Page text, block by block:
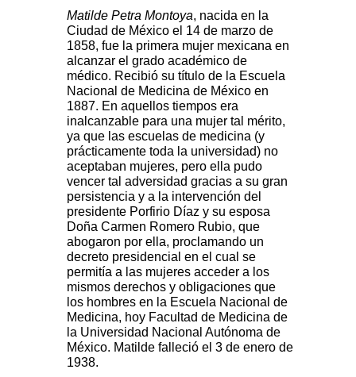
Matilde Petra Montoya, nacida en la
Ciudad de México el 14 de marzo de
1858, fue la primera mujer mexicana en
alcanzar el grado académico de
médico. Recibió su título de la Escuela
Nacional de Medicina de México en
1887. En aquellos tiempos era
inalcanzable para una mujer tal mérito,
ya que las escuelas de medicina (y
prácticamente toda la universidad) no
aceptaban mujeres, pero ella pudo
vencer tal adversidad gracias a su gran
persistencia y a la intervención del
presidente Porfirio Díaz y su esposa
Doña Carmen Romero Rubio, que
abogaron por ella, proclamando un
decreto presidencial en el cual se
permitía a las mujeres acceder a los
mismos derechos y obligaciones que
los hombres en la Escuela Nacional de
Medicina, hoy Facultad de Medicina de
la Universidad Nacional Autónoma de
México. Matilde falleció el 3 de enero de
1938.